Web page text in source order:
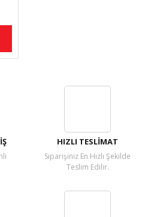
HIZLI TESLİMAT
Siparişiniz En Hızlı Şekilde
Teslim Edilir.